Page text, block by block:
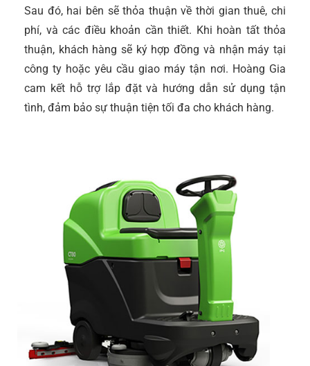
Sau đó, hai bên sẽ thỏa thuận về thời gian thuê, chi
phí, và các điều khoản cần thiết. Khi hoàn tất thỏa
thuận, khách hàng sẽ ký hợp đồng và nhận máy tại
công ty hoặc yêu cầu giao máy tận nơi. Hoàng Gia
cam kết hỗ trợ lắp đặt và hướng dẫn sử dụng tận
tình, đảm bảo sự thuận tiện tối đa cho khách hàng.